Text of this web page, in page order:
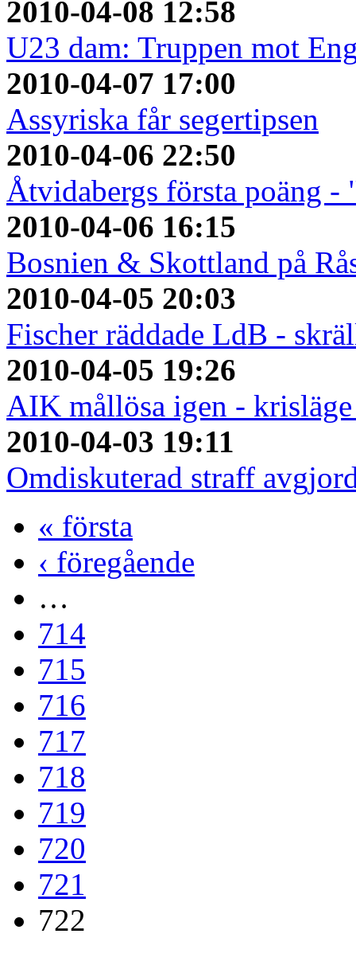
2010-04-08 12:58
U23 dam: Truppen mot
2010-04-07 17:00
Assyriska får segertipsen
2010-04-06 22:50
Åtvidabergs första poäng
2010-04-06 16:15
Bosnien & Skottland på
2010-04-05 20:03
Fischer räddade LdB -
2010-04-05 19:26
AIK mållösa igen - krisläge
2010-04-03 19:11
Omdiskuterad straff
« första
‹ föregående
…
714
715
716
717
718
719
720
721
722